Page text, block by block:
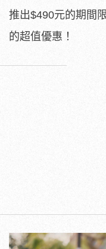
推出$490元的期間
的超值優惠！